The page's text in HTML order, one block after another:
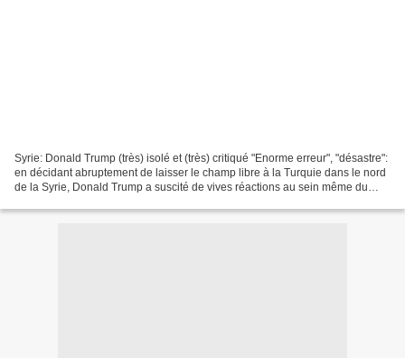
Syrie: Donald Trump (très) isolé et (très) critiqué "Enorme erreur", "désastre":
en décidant abruptement de laisser le champ libre à la Turquie dans le nord
de la Syrie, Donald Trump a suscité de vives réactions au sein même du